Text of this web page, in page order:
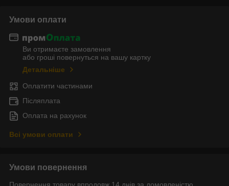
Умови оплати
Ви отримаєте замовлення
або гроші повернуться на вашу картку
Детальніше
Оплатити частинами
Післяплата
Оплата на рахунок
Всі умови оплати
Умови повернення